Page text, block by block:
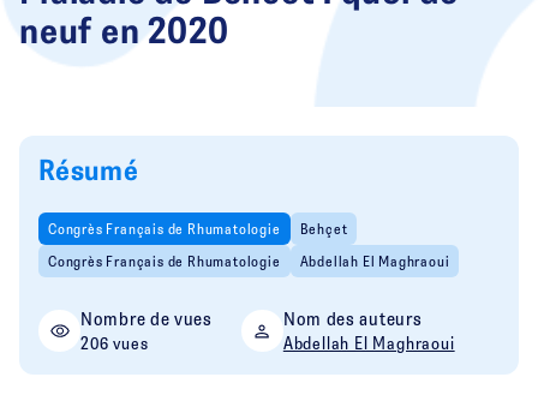
neuf en 2020
Résumé
Congrès Français de Rhumatologie
Behçet
Congrès Français de Rhumatologie
Abdellah El Maghraoui
Nombre de vues
206 vues
Nom des auteurs
Abdellah El Maghraoui